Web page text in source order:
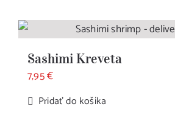
Sashimi Kreveta
7,95€
Pridať do košíka